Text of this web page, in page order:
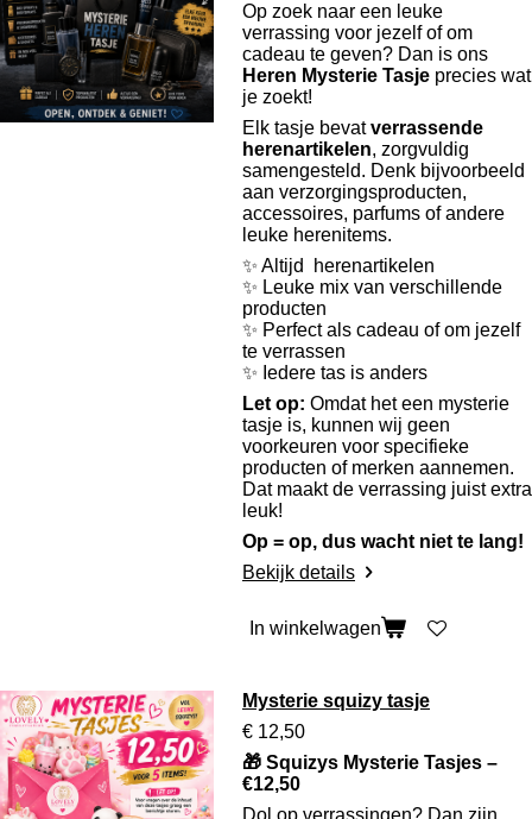
Op zoek naar een leuke
verrassing voor jezelf of om
cadeau te geven? Dan is ons
Heren Mysterie Tasje precies wat
je zoekt!
Elk tasje bevatverrassende
herenartikelen, zorgvuldig
samengesteld. Denk bijvoorbeeld
aan verzorgingsproducten,
accessoires, parfums of andere
leuke herenitems.
✨ Altijd herenartikelen
✨ Leuke mix van verschillende
producten
✨ Perfect als cadeau of om jezelf
te verrassen
✨ Iedere tas is anders
Let op: Omdat het een mysterie
tasje is, kunnen wij geen
voorkeuren voor specifieke
producten of merken aannemen.
Dat maakt de verrassing juist extra
leuk!
Op = op, dus wacht niet te lang!
Bekijk details
In winkelwagen
Mysterie squizy tasje
€ 12,50
🎁 Squizys Mysterie Tasjes –
€12,50
Dol op verrassingen? Dan zijn